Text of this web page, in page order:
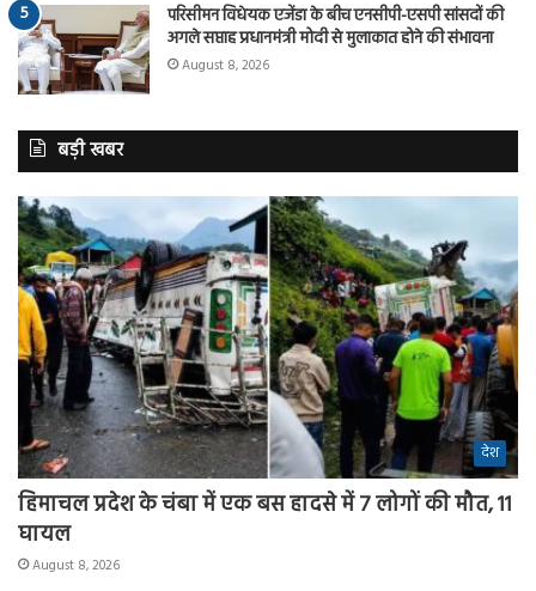
परिसीमन विधेयक एजेंडा के बीच एनसीपी-एसपी सांसदों की
अगले सप्ताह प्रधानमंत्री मोदी से मुलाकात होने की संभावना
August 8, 2026
बड़ी खबर
देश
हिमाचल प्रदेश के चंबा में एक बस हादसे में 7 लोगों की मौत, 11
घायल
August 8, 2026